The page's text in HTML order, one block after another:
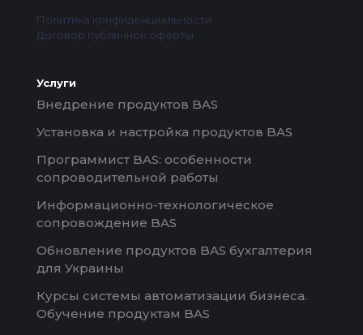
Политика конфиденциальности
Договор публичной оферты
Услуги
Внедрение продуктов BAS
Установка и настройка продуктов BAS
Программист BAS: особенности
сопроводительной работы
Информационно-технологическое
сопровождение BAS
Обновление продуктов BAS бухгалтерия
для Украины
Курсы системы автоматизации бизнеса.
Обучение продуктам BAS